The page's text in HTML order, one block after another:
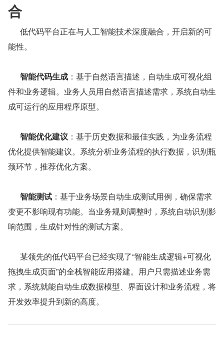
合
能性。
智能代码生成 ：基于自然语言描述，自动生成可视化组
件和业务逻辑。业务人员用自然语言描述需求，系统自动生
成可运行的应用程序原型。
智能优化建议 ：基于历史数据和最佳实践，为业务流程
优化提供智能建议。系统分析业务流程的执行数据，识别瓶
颈环节，推荐优化方案。
智能测试 ：基于业务场景自动生成测试用例，确保需求
变更不影响现有功能。当业务规则调整时，系统自动识别影
响范围，生成针对性的测试方案。
拖拽生成页面”的全栈智能应用搭建。用户只需描述业务需
求，系统就能自动生成数据模型、界面设计和业务流程，将
开发效率提升到新的高度。